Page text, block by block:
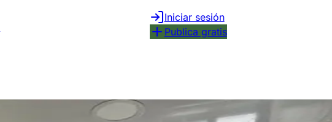
Iniciar sesión
Publica gratis